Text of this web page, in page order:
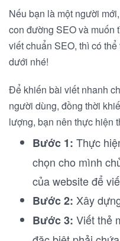
Nếu bạn là một người
con đường SEO và muốn
viết chuẩn SEO, thì có
dưới nhé!
Để khiến bài viết nhanh
người dùng, đồng thời
lượng, bạn nên thực hiện
Bước 1: Thực
chọn cho mình
của website để
Bước 2: Xây
Bước 3: Viết thẻ